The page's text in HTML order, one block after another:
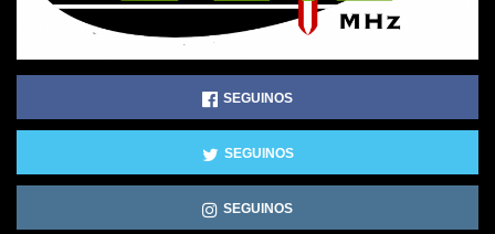
SEGUINOS
SEGUINOS
SEGUINOS